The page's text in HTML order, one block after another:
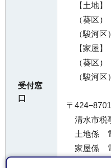
受付窓
口
【土地】
（葵区）
（駿河区
【家屋】
（葵区）
（駿河区
〒
清水市税
土地係
家屋係